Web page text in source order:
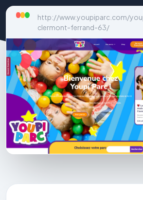
http://www.youpiparc.com/
clermont-ferrand-63/